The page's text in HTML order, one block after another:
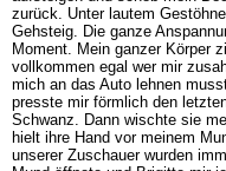
zurück. Unter lautem
Gehsteig. Die ganze
Moment. Mein ganzer Körper
vollkommen egal wer mir
mich an das Auto lehnen
presste mir förmlich den
Schwanz. Dann wischte sie
hielt ihre Hand vor meinem
unserer Zuschauer wurden